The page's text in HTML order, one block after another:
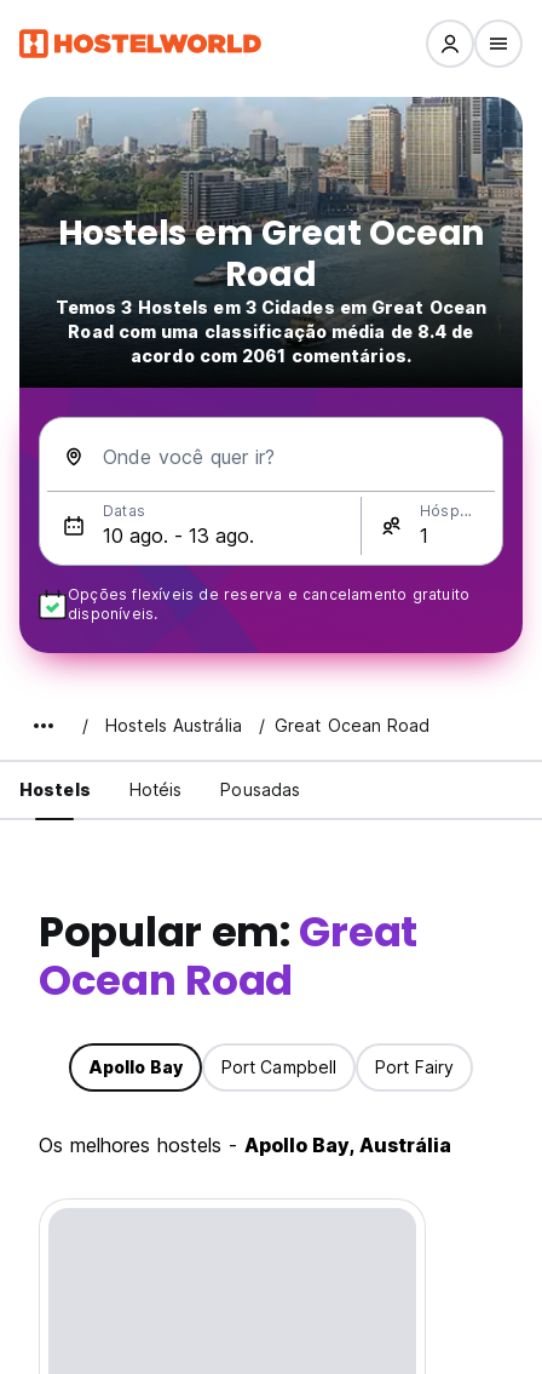
Hostels em Great Ocean
Road
Temos 3 Hostels em 3 Cidades em Great Ocean
Road com uma classificação média de 8.4 de
acordo com 2061 comentários.
Onde você quer ir?
Datas Hóspedes
Opções flexíveis de reserva e cancelamento gratuito
disponíveis.
Hostels Austrália Great Ocean Road
Hostels Hotéis Pousadas
Popular em:Great
Ocean Road
Apollo Bay Port Campbell Port Fairy
Os melhores hostels - Apollo Bay, Austrália